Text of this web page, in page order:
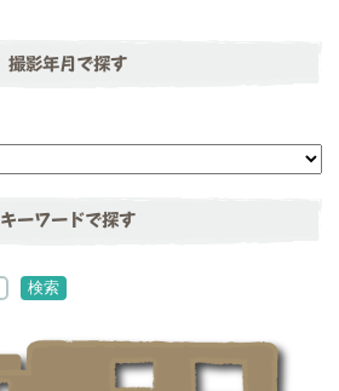
撮影年月で探す
キーワードで探す
検索